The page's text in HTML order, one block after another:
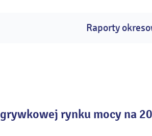
Raporty
rynku mocy na